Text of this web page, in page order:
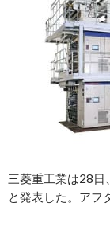
三菱重工業は28日
と発表した。アフ